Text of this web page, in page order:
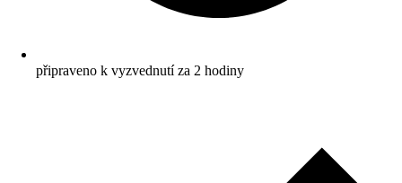
připraveno k vyzvednutí za 2 hodiny